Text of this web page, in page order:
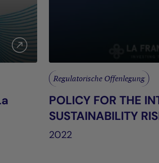
Regulatorische Offenlegung
POLICY FOR THE
SUSTAINABILITY
2022